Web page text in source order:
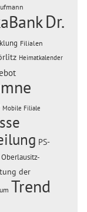
Dr.
Filialen
Heimatkalender
Mobile Filiale
PS-
Oberlausitz-
der
Trend